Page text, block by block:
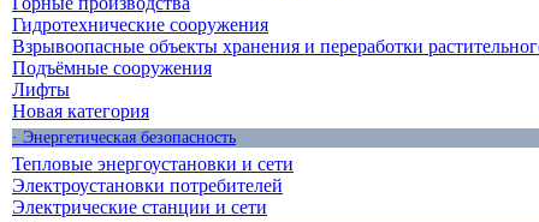
Гидротехнические сооружения
Взрывоопасные объекты хранения и переработки
Подъёмные сооружения
Лифты
Новая категория
· Энергетическая безопасность
Тепловые энергоустановки и сети
Электроустановки потребителей
Электрические станции и сети